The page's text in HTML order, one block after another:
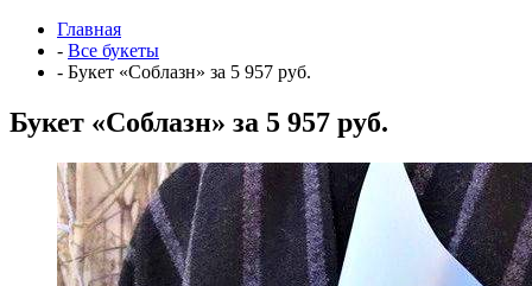
Главная
- Все букеты
- Букет «Соблазн» за 5 957 руб.
Букет «Соблазн» за 5 957 руб.